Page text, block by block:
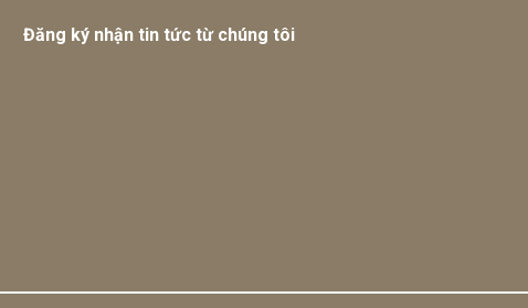
Đăng ký nhận tin tức từ chúng tôi